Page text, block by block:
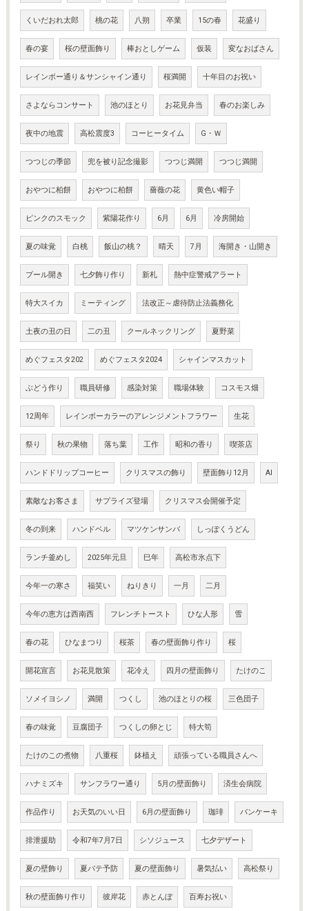
くいだおれ太郎 桃の花 八朔 卒業 15の春 花盛り
春の宴 桜の壁面飾り 棒おとしゲーム 仮装 変なおばさん
レインボー通り＆サンシャイン通り 桜満開 十年目のお祝い
さよならコンサート 池のほとり お花見弁当 春のお楽しみ
夜中の地震 高松震度3 コーヒータイム G・Ｗ
つつじの季節 兜を被り記念撮影 つつじ満開 つつじ満開
おやつに柏餅 おやつに柏餅 薔薇の花 黄色い帽子
ピンクのスモック 紫陽花作り 6月 6月 冷房開始
夏の味覚 白桃 飯山の桃？ 晴天 7月 海開き・山開き
プール開き 七夕飾り作り 新札 熱中症警戒アラート
特大スイカ ミーティング 法改正～虐待防止法義務化
土夜の丑の日 二の丑 クールネックリング 夏野菜
めぐフェスタ202 めぐフェスタ2024 シャインマスカット
ぶどう作り 職員研修 感染対策 職場体験 コスモス畑
12周年 レインボーカラーのアレンジメントフラワー 生花
祭り 秋の果物 落ち葉 工作 昭和の香り 喫茶店
ハンドドリップコーヒー クリスマスの飾り 壁面飾り12月 AI
素敵なお客さま サプライズ登場 クリスマス会開催予定
冬の到来 ハンドベル マツケンサンバ しっぽくうどん
ランチ釜めし 2025年元旦 巳年 高松市氷点下
今年一の寒さ 福笑い ねりきり 一月 二月
今年の恵方は西南西 フレンチトースト ひな人形 雪
春の花 ひなまつり 桜茶 春の壁面飾り作り 桜
開花宣言 お花見散策 花冷え 四月の壁面飾り たけのこ
ソメイヨシノ 満開 つくし 池のほとりの桜 三色団子
春の味覚 豆腐団子 つくしの卵とじ 特大筍
たけのこの煮物 八重桜 鉢植え 頑張っている職員さんへ
ハナミズキ サンフラワー通り 5月の壁面飾り 済生会病院
作品作り お天気のいい日 6月の壁面飾り 珈琲 パンケーキ
排泄援助 令和7年7月7日 シソジュース 七夕デザート
夏の壁飾り 夏バテ予防 夏の壁面飾り 暑気払い 高松祭り
秋の壁面飾り作り 彼岸花 赤とんぼ 百寿お祝い